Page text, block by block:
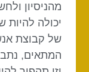
מהניסיון
יכולה להיות
של קבוצת
המתאים,